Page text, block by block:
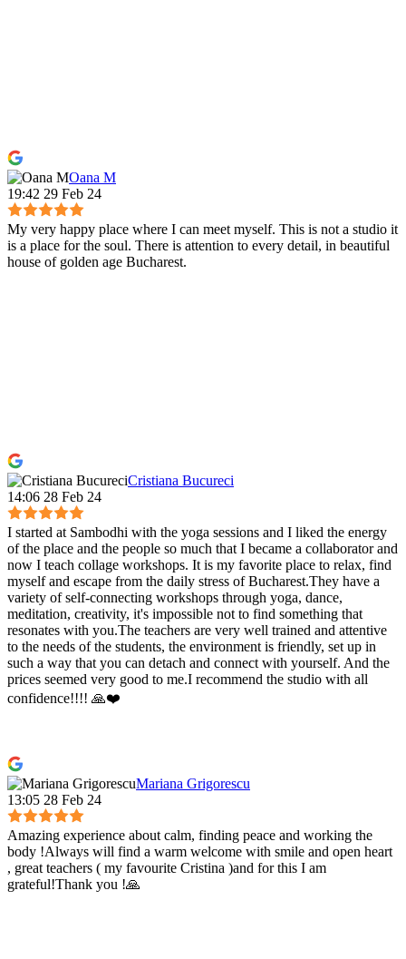
Oana M
19:42 29 Feb 24
My very happy place where I can meet myself. This is not a studio it
is a place for the soul. There is attention to every detail, in beautiful
house of golden age Bucharest.
Cristiana Bucureci
14:06 28 Feb 24
I started at Sambodhi with the yoga sessions and I liked the energy
of the place and the people so much that I became a collaborator and
now I teach collage workshops. It is my favorite place to relax, find
myself and escape from the daily stress of Bucharest.They have a
variety of self-connecting workshops through yoga, dance,
meditation, creativity, it's impossible not to find something that
resonates with you.The teachers are very well trained and attentive
to the needs of the students, the environment is friendly, set up in
such a way that you can detach and connect with yourself. And the
prices seemed very good to me.I recommend the studio with all
confidence!!!! 🙏❤️
Mariana Grigorescu
13:05 28 Feb 24
Amazing experience about calm, finding peace and working the
body !Always will find a warm welcome with smile and open heart
, great teachers ( my favourite Cristina )and for this I am
grateful!Thank you !🙏